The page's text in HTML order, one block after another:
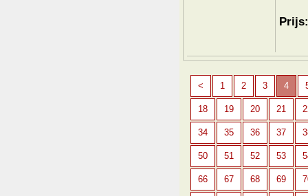
< 1 2 3 4
18 19 20 21
34 35 36 37
50 51 52 53
66 67 68 69